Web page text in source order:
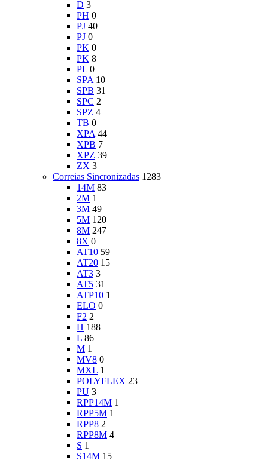
D 3
PH 0
PJ 40
PJ 0
PK 0
PK 8
PL 0
SPA 10
SPB 31
SPC 2
SPZ 4
TB 0
XPA 44
XPB 7
XPZ 39
ZX 3
Correias Sincronizadas 1283
14M 83
2M 1
3M 49
5M 120
8M 247
8X 0
AT10 59
AT20 15
AT3 3
AT5 31
ATP10 1
ELO 0
F2 2
H 188
L 86
M 1
MV8 0
MXL 1
POLYFLEX 23
PU 3
RPP14M 1
RPP5M 1
RPP8 2
RPP8M 4
S 1
S14M 15